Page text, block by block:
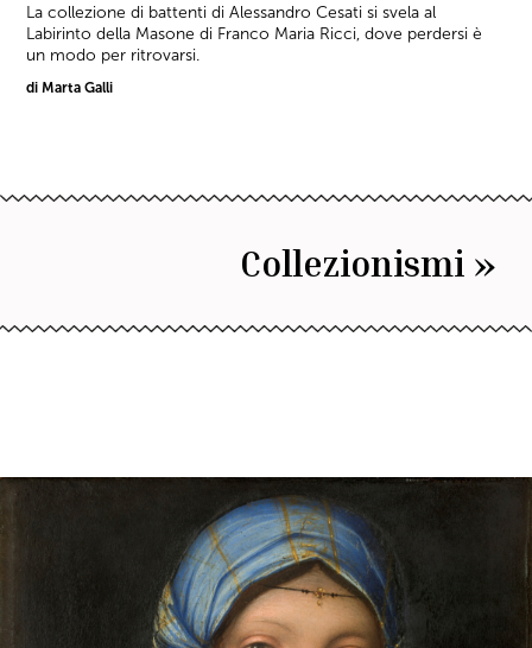
La collezione di battenti di Alessandro Cesati si svela al
Labirinto della Masone di Franco Maria Ricci, dove perdersi è
un modo per ritrovarsi.
di Marta Galli
Collezionismi »